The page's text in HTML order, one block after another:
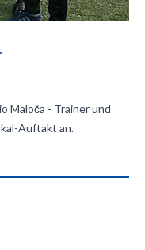
Maloča - Trainer und
Auftakt an.